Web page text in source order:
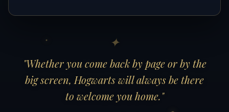
"Whether you come back by page or by the
big screen, Hogwarts will always be there
to welcome you home."